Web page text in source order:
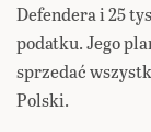
Defendera i 25
podatku. Jego
sprzedać
Polski.